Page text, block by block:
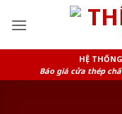
HỆ
Báo giá cửa thép